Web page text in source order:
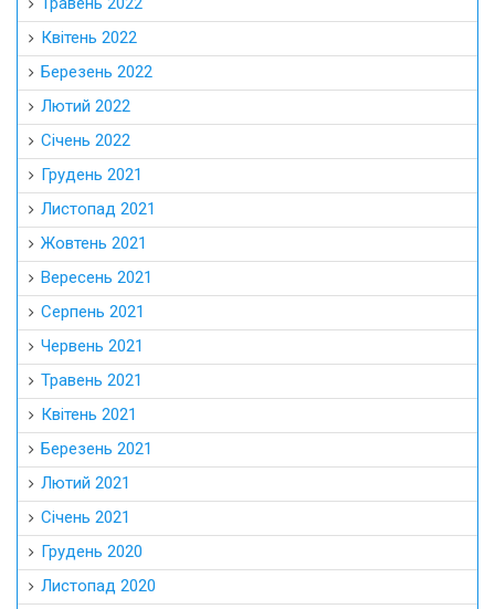
Квітень 2022
Березень 2022
Лютий 2022
Січень 2022
Грудень 2021
Листопад 2021
Жовтень 2021
Вересень 2021
Серпень 2021
Червень 2021
Травень 2021
Квітень 2021
Березень 2021
Лютий 2021
Січень 2021
Грудень 2020
Листопад 2020